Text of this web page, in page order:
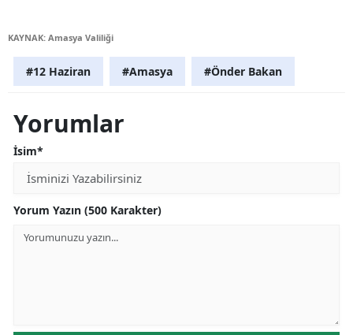
KAYNAK: Amasya Valiliği
#12 Haziran #Amasya #Önder Bakan
Yorumlar
İsim*
Yorum Yazın (500 Karakter)